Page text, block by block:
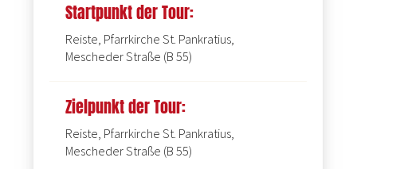
Startpunkt der Tour:
Reiste, Pfarrkirche St. Pankratius,
Mescheder Straße (B 55)
Zielpunkt der Tour:
Reiste, Pfarrkirche St. Pankratius,
Mescheder Straße (B 55)